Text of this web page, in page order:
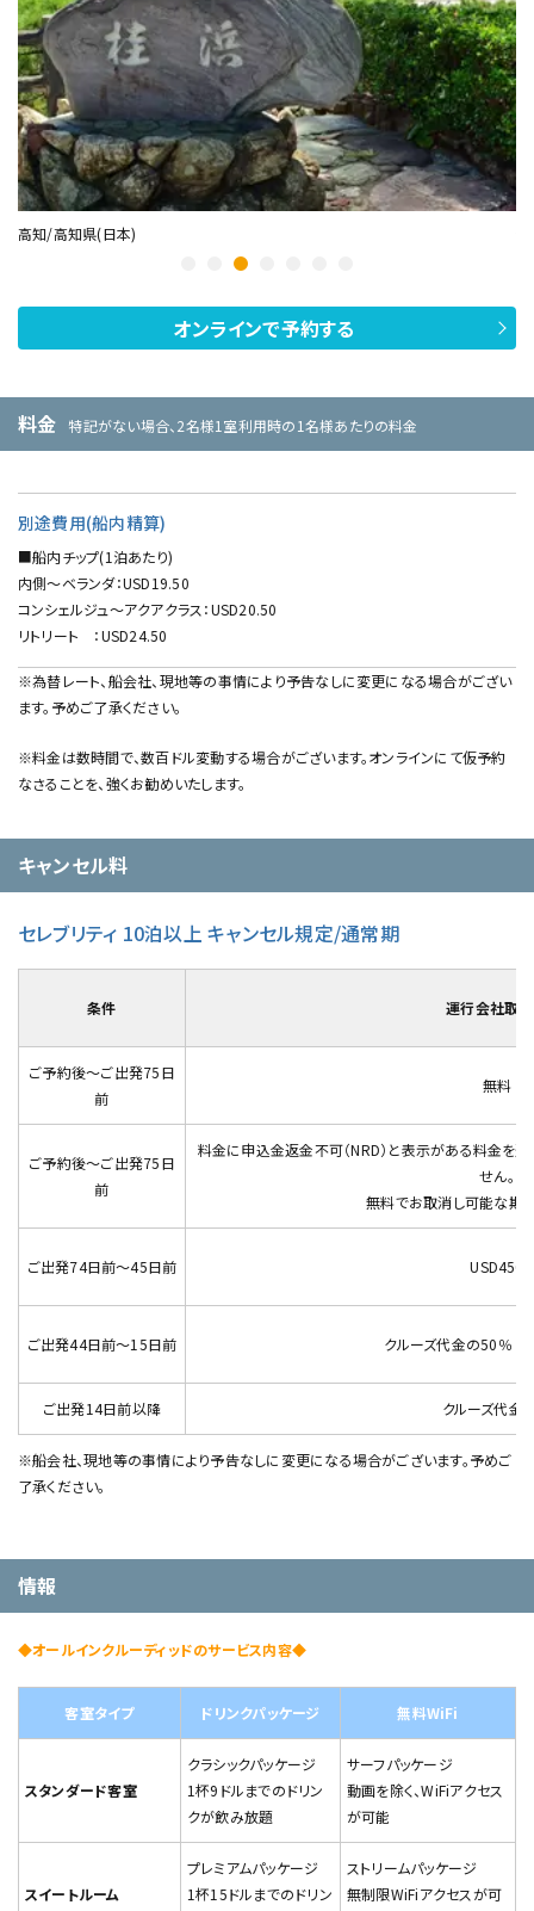
高知/高知県(日本)
オンラインで予約する
料金 特記がない場合、2名様1室利用時の1名様あたりの料金
別途費用(船内精算)
■船内チップ(1泊あたり)
内側～ベランダ：USD19.50
コンシェルジュ～アクアクラス：USD20.50
リトリート ：USD24.50
※為替レート、船会社、現地等の事情により予告なしに変更になる場合がござい
ます。予めご了承ください。
※料金は数時間で、数百ドル変動する場合がございます。オンラインにて仮予約
なさることを、強くお勧めいたします。
キャンセル料
セレブリティ 10泊以上 キャンセル規定/通常期
条件 運行会社取
ご予約後～ご出発75日
前
無料
ご予約後～ご出発75日
前
料金に申込金返金不可（NRD）と表示がある料金を
せん。
無料でお取消し可能な期
ご出発74日前～45日前 USD450
ご出発44日前～15日前 クルーズ代金の50％ (
ご出発14日前以降 クルーズ代金
※船会社、現地等の事情により予告なしに変更になる場合がございます。予めご
了承ください。
情報
◆オールインクルーディッドのサービス内容◆
客室タイプ ドリンクパッケージ 無料WiFi
スタンダード客室
クラシックパッケージ
1杯9ドルまでのドリン
クが飲み放題
サーフパッケージ
動画を除く、WiFiアクセス
が可能
スイートルーム
プレミアムパッケージ
1杯15ドルまでのドリン
ストリームパッケージ
無制限WiFiアクセスが可